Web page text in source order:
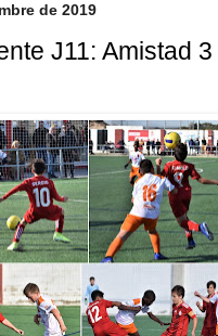
de 2019
J11: Amistad